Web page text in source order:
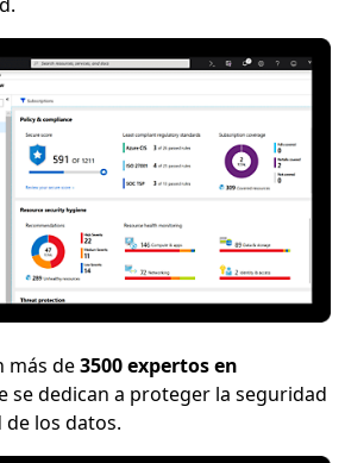
más de3500 expertos en
se dedican a proteger la seguridad
de los datos.